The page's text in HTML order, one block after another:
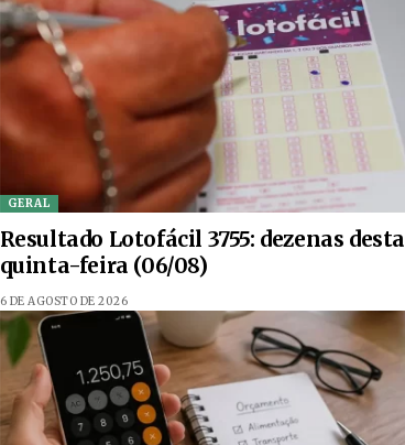
GERAL
Resultado Lotofácil 3755: dezenas desta
quinta-feira (06/08)
6 DE AGOSTO DE 2026